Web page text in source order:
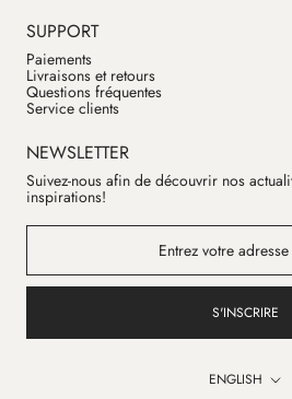
SUPPORT
Paiements
Livraisons et retours
Questions fréquentes
Service clients
NEWSLETTER
Suivez-nous afin de découvrir nos
inspirations!
S'INSCRIRE
Language
ENGLISH